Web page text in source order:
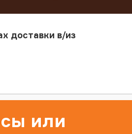
доставки в/из
или